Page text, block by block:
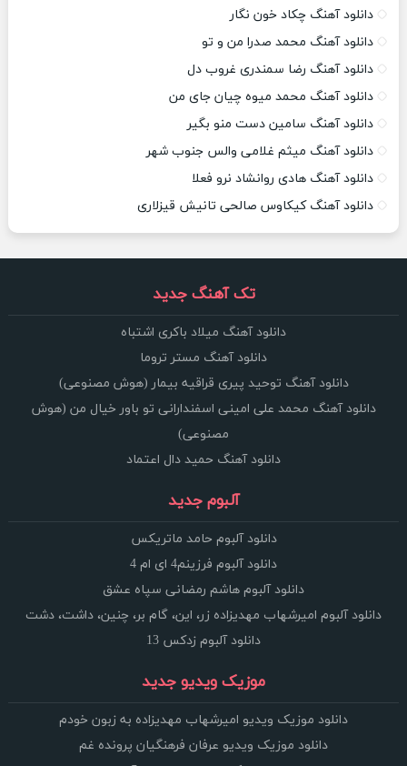
دانلود آهنگ چکاد خون نگار
دانلود آهنگ محمد صدرا من و تو
دانلود آهنگ رضا سمندری غروب دل
دانلود آهنگ محمد میوه چیان جای من
دانلود آهنگ سامین دست منو بگیر
دانلود آهنگ میثم غلامی والس جنوب شهر
دانلود آهنگ هادی روانشاد نرو فعلا
دانلود آهنگ کیکاوس صالحی تانیش قیزلاری
تک آهنگ جدید
دانلود آهنگ میلاد باکری اشتباه
دانلود آهنگ مستر تروما
دانلود آهنگ توحید پیری قراقیه بیمار (هوش مصنوعی)
دانلود آهنگ محمد علی امینی اسفندارانی تو باور خیال من (هوش
مصنوعی)
دانلود آهنگ حمید دال اعتماد
آلبوم جدید
دانلود آلبوم حامد ماتریکس
دانلود آلبوم فرزینم4 ای ام 4
دانلود آلبوم هاشم رمضانی سپاه عشق
دانلود آلبوم امیرشهاب مهدیزاده زر، این، گام بر، چنین، داشت، دشت
دانلود آلبوم زدکس 13
موزیک ویدیو جدید
دانلود موزیک ویدیو امیرشهاب مهدیزاده به زبون خودم
دانلود موزیک ویدیو عرفان فرهنگیان پرونده غم